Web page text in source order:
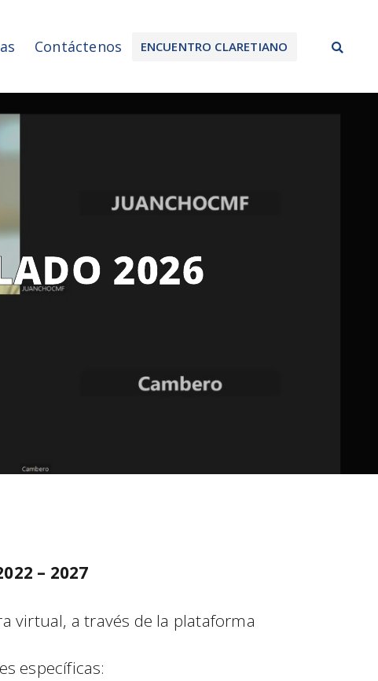
Contáctenos ENCUENTRO CLARETIANO
2026
– 2027
virtual, a través de la plataforma
específicas: